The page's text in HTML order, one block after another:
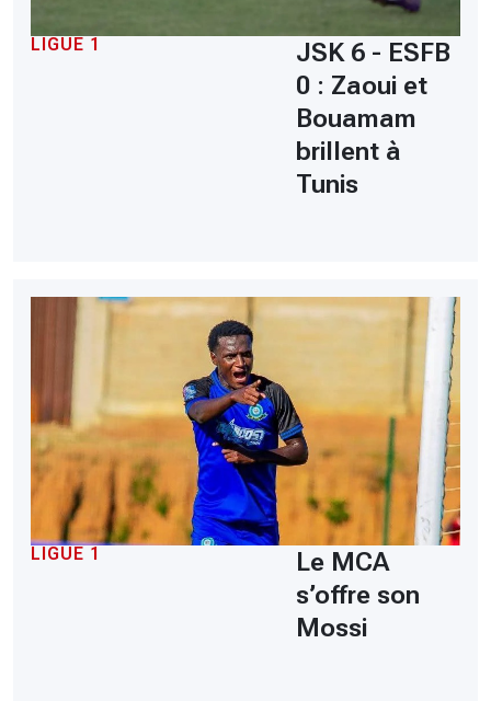
LIGUE 1
JSK 6 - ESFB
0 : Zaoui et
Bouamam
brillent à
Tunis
LIGUE 1
Le MCA
s’offre son
Mossi